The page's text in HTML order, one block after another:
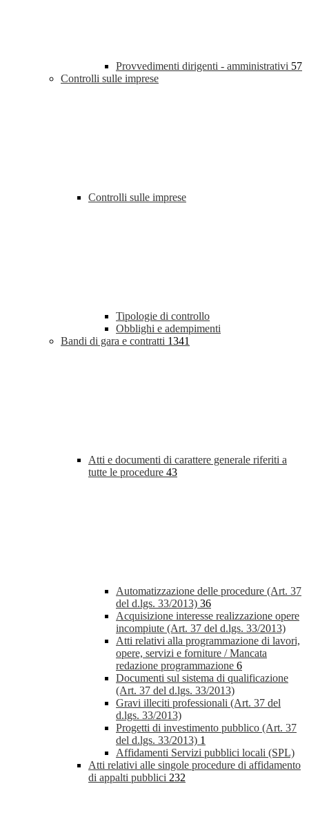
Provvedimenti dirigenti - amministrativi 57
Controlli sulle imprese
Controlli sulle imprese
Tipologie di controllo
Obblighi e adempimenti
Bandi di gara e contratti 1341
Atti e documenti di carattere generale riferiti a
tutte le procedure 43
Automatizzazione delle procedure (Art. 37
del d.lgs. 33/2013) 36
Acquisizione interesse realizzazione opere
incompiute (Art. 37 del d.lgs. 33/2013)
Atti relativi alla programmazione di lavori,
opere, servizi e forniture / Mancata
redazione programmazione 6
Documenti sul sistema di qualificazione
(Art. 37 del d.lgs. 33/2013)
Gravi illeciti professionali (Art. 37 del
d.lgs. 33/2013)
Progetti di investimento pubblico (Art. 37
del d.lgs. 33/2013) 1
Affidamenti Servizi pubblici locali (SPL)
Atti relativi alle singole procedure di affidamento
di appalti pubblici 232